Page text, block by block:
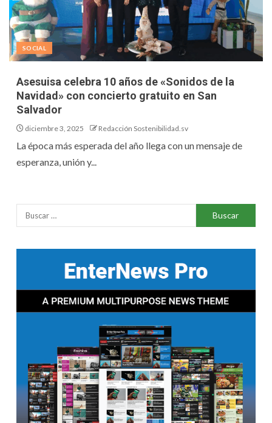
SOCIAL
Asesuisa celebra 10 años de «Sonidos de la
Navidad» con concierto gratuito en San
Salvador
diciembre 3, 2025 Redacción Sostenibilidad.sv
La época más esperada del año llega con un mensaje de
esperanza, unión y...